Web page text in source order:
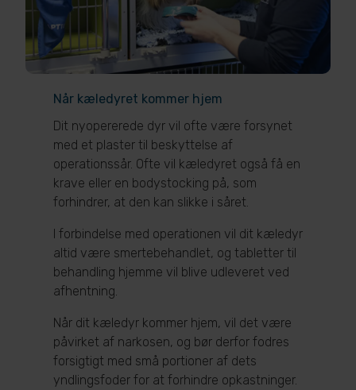
Når kæledyret kommer hjem
Dit nyopererede dyr vil ofte være forsynet
med et plaster til beskyttelse af
operationssår. Ofte vil kæledyret også få en
krave eller en bodystocking på, som
forhindrer, at den kan slikke i såret.
I forbindelse med operationen vil dit kæledyr
altid være smertebehandlet, og tabletter til
behandling hjemme vil blive udleveret ved
afhentning.
Når dit kæledyr kommer hjem, vil det være
påvirket af narkosen, og bør derfor fodres
forsigtigt med små portioner af dets
yndlingsfoder for at forhindre opkastninger.